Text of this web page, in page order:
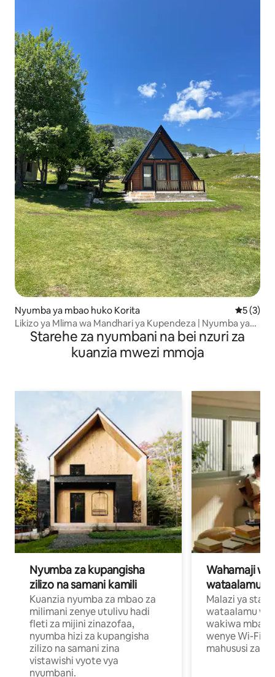
Nyumba ya mbao huko Korita
5 (3)
Likizo ya Mlima wa Mandhari ya Kupendeza | Nyumba ya
Shambani ya Grlo Sokolovo
Starehe za nyumbani na bei nzuri za
kuanzia mwezi mmoja
Nyumba za kupangisha
zilizo na samani kamili
Kuanzia nyumba za mbao za
milimani zenye utulivu hadi
fleti za mijini zinazofaa,
nyumba hizi za kupangisha
zilizo na samani zina
vistawishi vyote vya
nyumbani.
Wahamaji
wataalamu
Malazi ya
wataalamu
wakiwa mbali
wenye Wi-Fi
mahususi za